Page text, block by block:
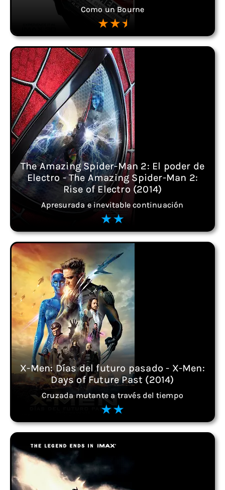
Como un Bourne
The Amazing Spider-Man 2: El poder de
Electro - The Amazing Spider-Man 2:
Rise of Electro (2014)
Apresurada e inevitable continuación
X-Men: Días del futuro pasado - X-Men:
Days of Future Past (2014)
Cruzada mutante a través del tiempo